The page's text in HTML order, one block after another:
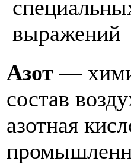
Азот —
состав
азотная